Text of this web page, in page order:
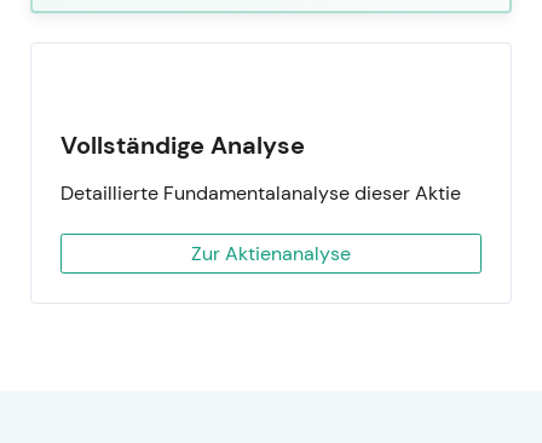
Vollständige Analyse
Detaillierte Fundamentalanalyse dieser Aktie
Zur Aktienanalyse